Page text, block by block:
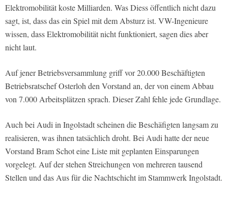
Elektromobilität koste Milliarden. Was Diess öffentlich nicht dazu
sagt, ist, dass das ein Spiel mit dem Absturz ist. VW-Ingenieure
wissen, dass Elektromobilität nicht funktioniert, sagen dies aber
nicht laut.
Auf jener Betriebsversammlung griff vor 20.000 Beschäftigten
Betriebsratschef Osterloh den Vorstand an, der von einem Abbau
von 7.000 Arbeitsplätzen sprach. Dieser Zahl fehle jede Grundlage.
Auch bei Audi in Ingolstadt scheinen die Beschäfigten langsam zu
realisieren, was ihnen tatsächlich droht. Bei Audi hatte der neue
Vorstand Bram Schot eine Liste mit geplanten Einsparungen
vorgelegt. Auf der stehen Streichungen von mehreren tausend
Stellen und das Aus für die Nachtschicht im Stammwerk Ingolstadt.